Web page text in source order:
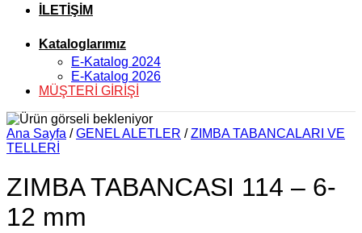
İLETİŞİM
Kataloglarımız
E-Katalog 2024
E-Katalog 2026
MÜŞTERİ GİRİŞİ
Ana Sayfa / GENEL ALETLER / ZIMBA TABANCALARI VE
TELLERİ
ZIMBA TABANCASI 114 – 6-
12 mm